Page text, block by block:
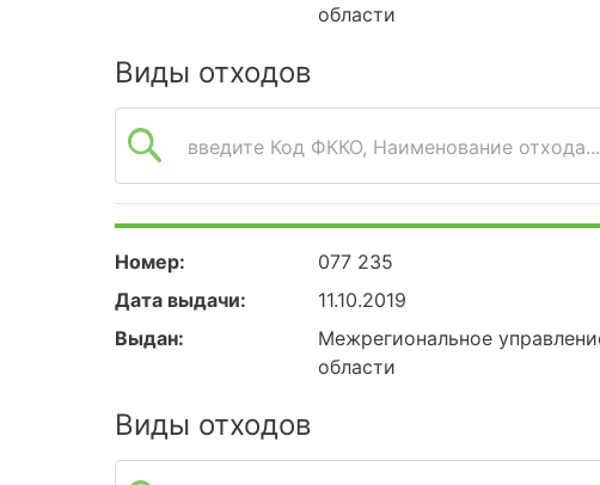
области
Виды отходов
введите Код ФККО, Наименование отхода...
Номер:
077 235
Дата выдачи:
11.10.2019
Выдан:
Межрегиональное
области
Виды отходов